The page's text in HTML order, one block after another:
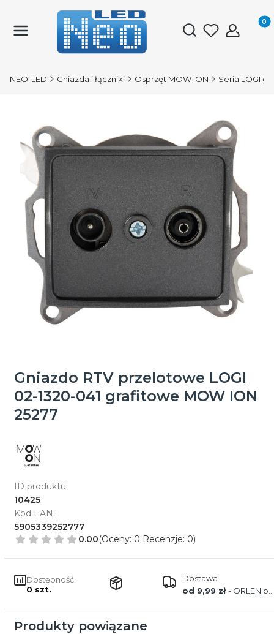
Otwórz
NEO-LED Gniazda i łączniki Osprzęt MOW ION Seria LOGI
Gniazdo RTV przelotowe LOGI
02-1320-041 grafitowe MOW ION
25277
ID produktu:
10425
Kod EAN:
5905339252777
0.00(Oceny: 0 Recenzje: 0)
Dostępność:
0 szt.
Dostawa
od 9,99 zł- ORLEN paczka
Produkty powiązane